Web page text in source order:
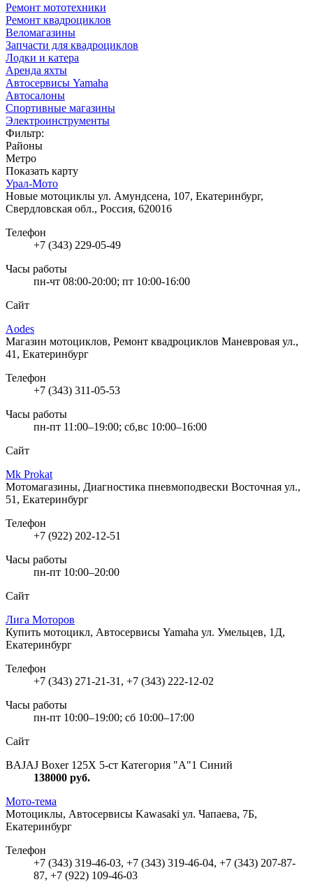
Ремонт мототехники
Ремонт квадроциклов
Веломагазины
Запчасти для квадроциклов
Лодки и катера
Аренда яхты
Автосервисы Yamaha
Автосалоны
Спортивные магазины
Электроинструменты
Фильтр:
Районы
Метро
Показать карту
Урал-Мото
Новые мотоциклы ул. Амундсена, 107, Екатеринбург,
Свердловская обл., Россия, 620016
Телефон
+7 (343) 229-05-49
Часы работы
пн-чт 08:00-20:00; пт 10:00-16:00
Сайт
Aodes
Магазин мотоциклов, Ремонт квадроциклов Маневровая ул.,
41, Екатеринбург
Телефон
+7 (343) 311-05-53
Часы работы
пн-пт 11:00–19:00; сб,вс 10:00–16:00
Сайт
Mk Prokat
Мотомагазины, Диагностика пневмоподвески Восточная ул.,
51, Екатеринбург
Телефон
+7 (922) 202-12-51
Часы работы
пн-пт 10:00–20:00
Сайт
Лига Моторов
Купить мотоцикл, Автосервисы Yamaha ул. Умельцев, 1Д,
Екатеринбург
Телефон
+7 (343) 271-21-31, +7 (343) 222-12-02
Часы работы
пн-пт 10:00–19:00; сб 10:00–17:00
Сайт
BAJAJ Boxer 125X 5-ст Категория "А"1 Синий
138000 руб.
Мото-тема
Мотоциклы, Автосервисы Kawasaki ул. Чапаева, 7Б,
Екатеринбург
Телефон
+7 (343) 319-46-03, +7 (343) 319-46-04, +7 (343) 207-87-
87, +7 (922) 109-46-03